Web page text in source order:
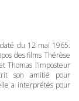
du 12 mai 1965.
des films Thérèse
Thomas l’imposteur
son amitié pour
a interprétés pour